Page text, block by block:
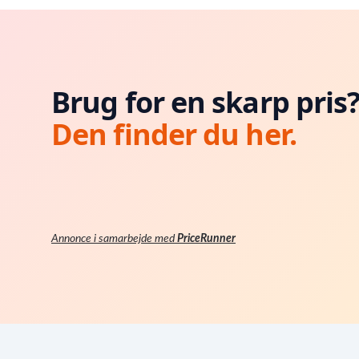
Brug for en skarp
Den finder du her.
Annonce i samarbejde med PriceRunner